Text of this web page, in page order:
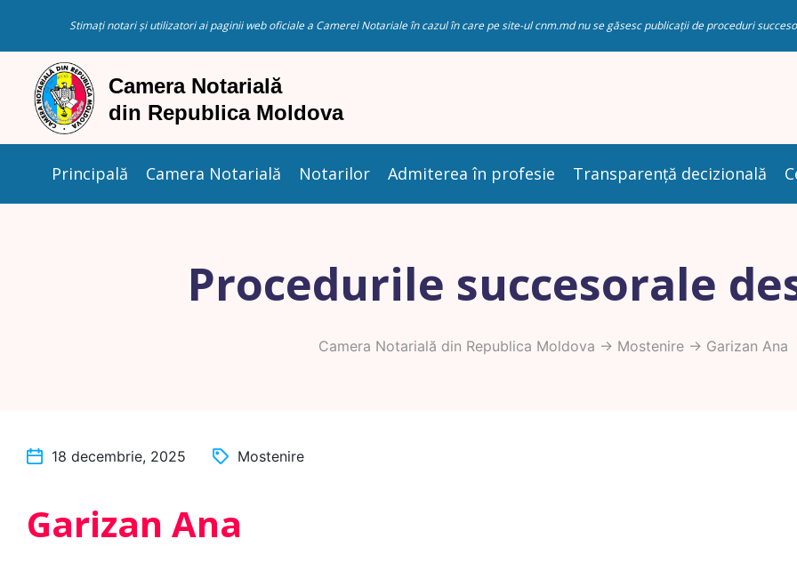
Stimați notari și utilizatori ai paginii web oficiale a Camerei Notariale în cazul în care pe site-ul cnm.md nu se găsesc publicații de proceduri
Principală Camera Notarială Notarilor Admiterea în profesie Transparență decizională
Procedurile succesorale
Camera Notarială din Republica Moldova -> Mostenire -> Garizan Ana
18 decembrie, 2025 Mostenire
Garizan Ana